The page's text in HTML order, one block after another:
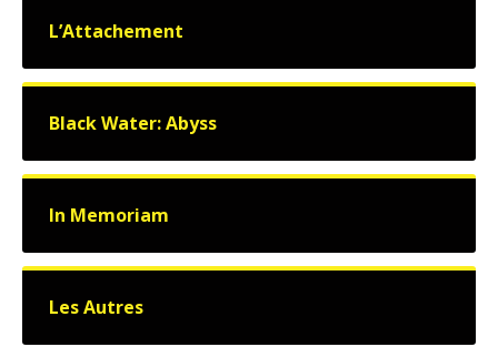
L’Attachement
Black Water: Abyss
In Memoriam
Les Autres